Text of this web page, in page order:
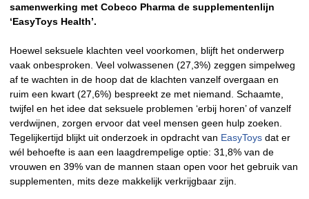
samenwerking met Cobeco Pharma de supplementenlijn
‘EasyToys Health’.
Hoewel seksuele klachten veel voorkomen, blijft het onderwerp
vaak onbesproken. Veel volwassenen (27,3%) zeggen simpelweg
af te wachten in de hoop dat de klachten vanzelf overgaan en
ruim een kwart (27,6%) bespreekt ze met niemand. Schaamte,
twijfel en het idee dat seksuele problemen ‘erbij horen’ of vanzelf
verdwijnen, zorgen ervoor dat veel mensen geen hulp zoeken.
Tegelijkertijd blijkt uit onderzoek in opdracht van EasyToys dat er
wél behoefte is aan een laagdrempelige optie: 31,8% van de
vrouwen en 39% van de mannen staan open voor het gebruik van
supplementen, mits deze makkelijk verkrijgbaar zijn.